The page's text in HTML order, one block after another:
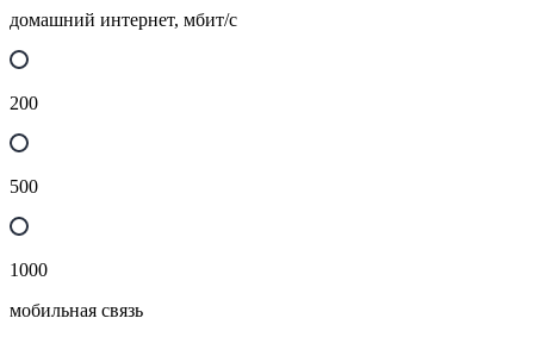
домашний интернет, мбит/с
200
500
1000
мобильная связь